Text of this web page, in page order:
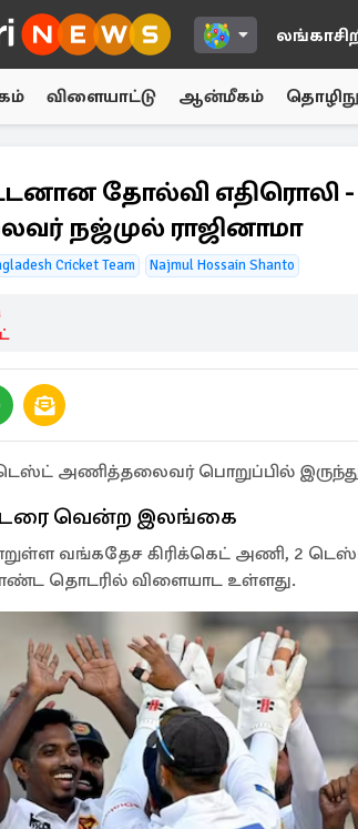
விளையாட்டு ஆன்மீகம்
தோல்வி எதிரொலி
நஜ்முல் ராஜினாமா
Cricket Team Najmul Hossain Shanto
அணித்தலைவர் பொறுப்பில் இருந்து
வென்ற இலங்கை
வங்கதேச கிரிக்கெட் அணி, 2 டெஸ்ட்,
தொடரில் விளையாட உள்ளது.